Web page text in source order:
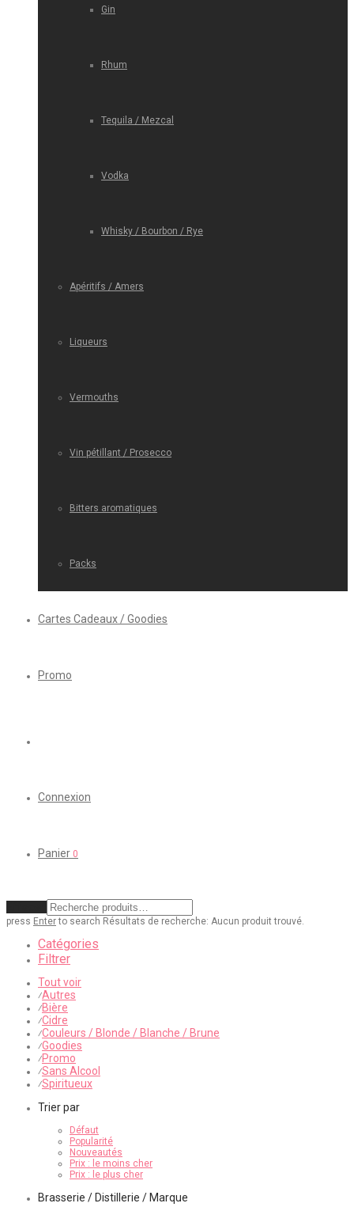
Gin
Rhum
Tequila / Mezcal
Vodka
Whisky / Bourbon / Rye
Apéritifs / Amers
Liqueurs
Vermouths
Vin pétillant / Prosecco
Bitters aromatiques
Packs
Cartes Cadeaux / Goodies
Promo
Connexion
Panier 0
press Enterto search Résultats de recherche: Aucun produit trouvé.
Catégories
Filtrer
Tout voir
⁄Autres
⁄Bière
⁄Cidre
⁄Couleurs / Blonde / Blanche / Brune
⁄Goodies
⁄Promo
⁄Sans Alcool
⁄Spiritueux
Trier par
Défaut
Popularité
Nouveautés
Prix : le moins cher
Prix : le plus cher
Brasserie / Distillerie / Marque